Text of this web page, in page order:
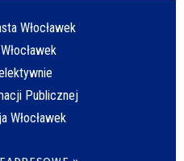
Włocławek
Publicznej
Włocławek